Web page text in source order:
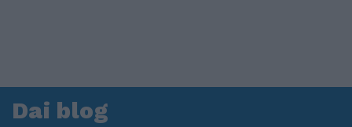
Dai blog